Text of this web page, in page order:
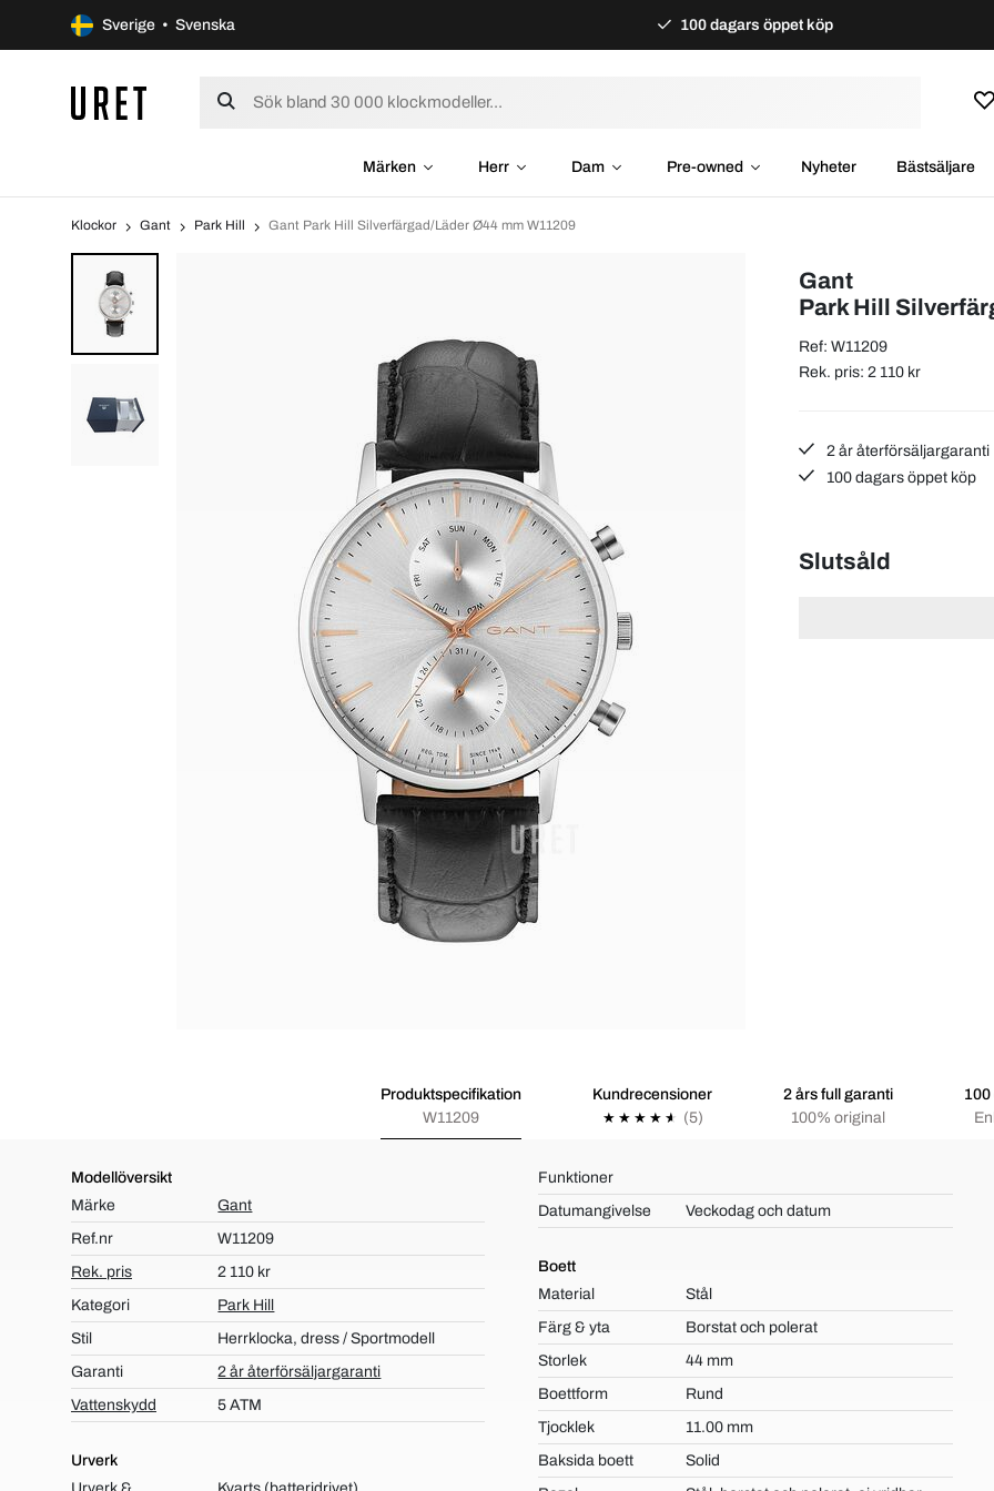
Sverige • Svenska 100 dagars öppet köp
Märken Herr Dam Pre-owned Nyheter Bästsäljare
Klockor Gant Park Hill Gant Park Hill Silverfärgad/Läder Ø44 mm W11209
Gant
Park Hill
Ref: W11209
Rek. pris: 2 110 kr
2 år återförsäljargaranti
100 dagars öppet köp
Slutsåld
Produktspecifikation
W11209
Kundrecensioner
(5)
2 års full garanti
100% original
Modellöversikt
Märke
Gant
Ref.nr
W11209
Rek. pris
2 110 kr
Kategori
Park Hill
Stil
Herrklocka, dress / Sportmodell
Garanti
2 år återförsäljargaranti
Vattenskydd
5 ATM
Urverk
Funktioner
Datumangivelse Veckodag och datum
Boett
Material
Stål
Färg & yta
Borstat och polerat
Storlek
44 mm
Boettform
Rund
Tjocklek
11.00 mm
Baksida boett
Solid